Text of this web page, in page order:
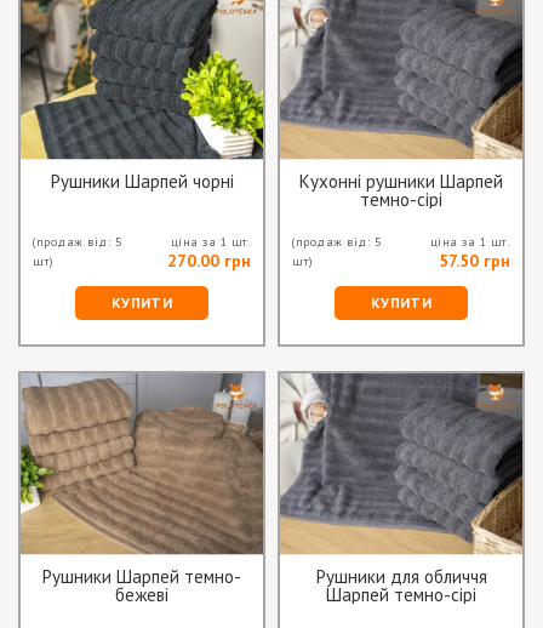
Рушники Шарпей чорні
(продаж від: 5
шт)
ціна за 1 шт.
270.00 грн
КУПИТИ
Кухонні рушники Шарпей
темно-сірі
(продаж від: 5
шт)
ціна за 1 шт.
57.50 грн
КУПИТИ
Рушники Шарпей темно-
бежеві
Рушники для обличчя
Шарпей темно-сірі